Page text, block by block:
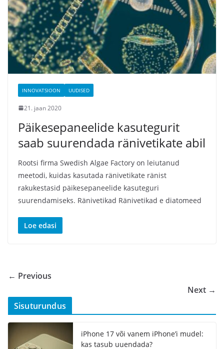
INNOVATSIOON UUDISED
21. jaan 2020
Päikesepaneelide kasutegurit
saab suurendada ränivetikate abil
Rootsi firma Swedish Algae Factory on leiutanud
meetodi, kuidas kasutada ränivetikate ränist
rakukestasid päikesepaneelide kasuteguri
suurendamiseks. Ränivetikad Ränivetikad e diatomeed
Loe edasi
← Previous
Next →
Sisuturundus
iPhone 17 või vanem iPhone’i mudel:
kas tasub uuendada?